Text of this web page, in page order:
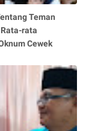
Teman
rata
Cewek